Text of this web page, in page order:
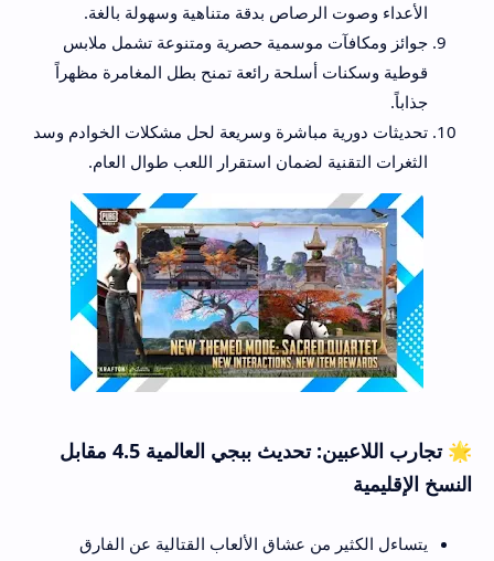
الأعداء وصوت الرصاص بدقة متناهية وسهولة بالغة.
جوائز ومكافآت موسمية حصرية ومتنوعة تشمل ملابس
قوطية وسكنات أسلحة رائعة تمنح بطل المغامرة مظهراً
جذاباً.
تحديثات دورية مباشرة وسريعة لحل مشكلات الخوادم وسد
الثغرات التقنية لضمان استقرار اللعب طوال العام.
🌟 تجارب اللاعبين: تحديث ببجي العالمية 4.5 مقابل
النسخ الإقليمية
يتساءل الكثير من عشاق الألعاب القتالية عن الفارق